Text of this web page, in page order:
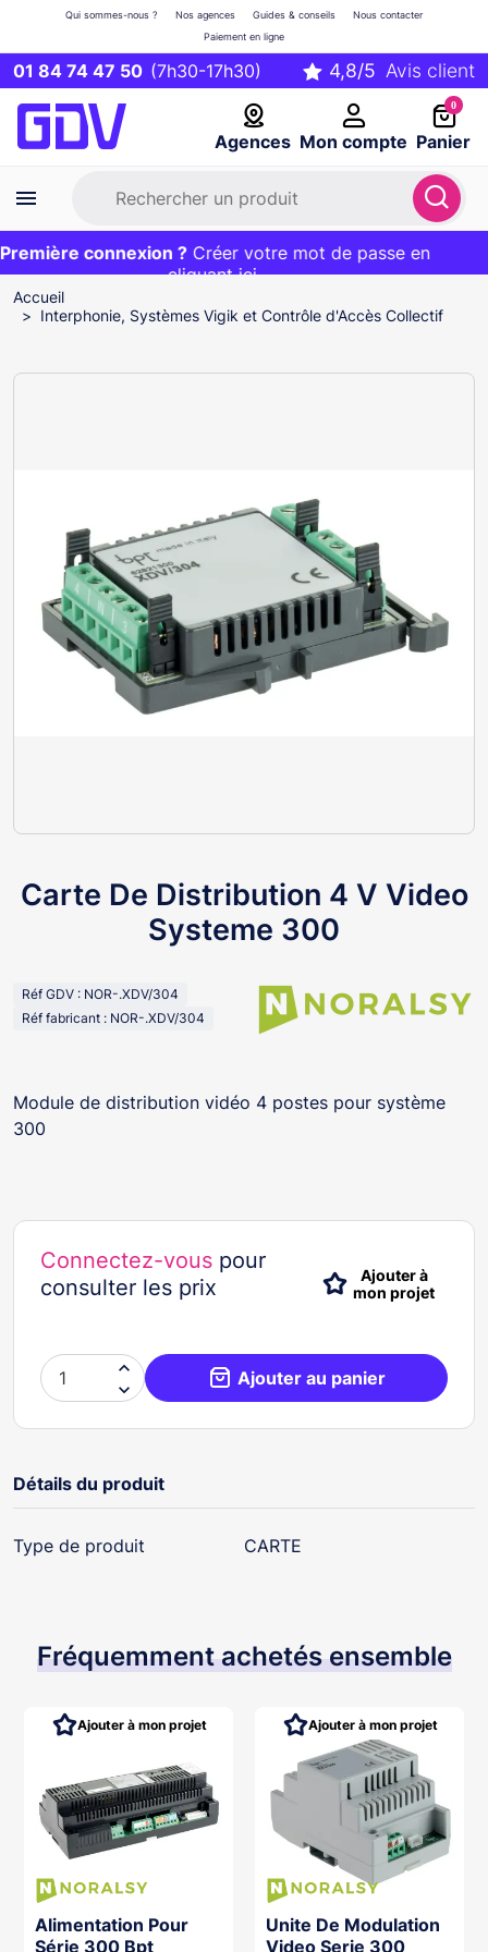
01 84 74 47 50 (7h30-17h30)
Agences Mon compte
Qui sommes-nous ? Nos agences Guides & conseils
Nous contacter
Paiement en ligne
0
Panier
Première commande ?20€ OFFERT sur votre panier
et livraison 24/48h gratuite avec le codeBIENVENUE
connexion ?Créer votre mot de passe en
cliquant ici
EXCLU WEB :
Accueil
Interphonie, Systèmes Vigik et Contrôle d'Accès Collectif
Carte De Distribution 4 V Video
Systeme 300
Réf GDV : NOR-.XDV/304
Réf fabricant : NOR-.XDV/304
Module de distribution vidéo 4 postes pour système
300
Connectez-vous pour
consulter les prix
Ajouter à
mon projet

 Ajouter au panier
Détails du produit
Type de produit CARTE
Fréquemment achetés ensemble
Alimentation Pour
Série 300 Bpt
Ajouter à mon projet
Unite De Modulation
Video Serie 300
Ajouter à mon projet